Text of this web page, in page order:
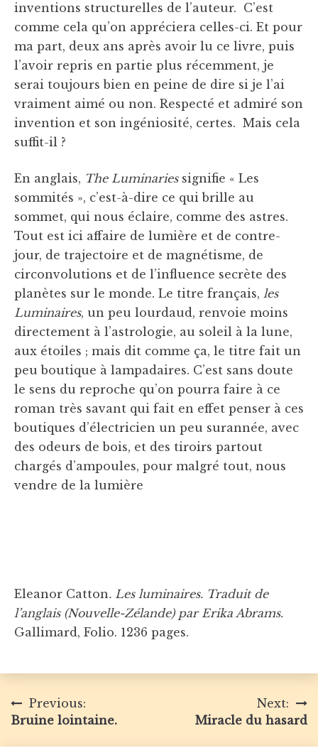
inventions structurelles de l’auteur. C’est
comme cela qu’on appréciera celles-ci. Et pour
ma part, deux ans après avoir lu ce livre, puis
l’avoir repris en partie plus récemment, je
serai toujours bien en peine de dire si je l’ai
vraiment aimé ou non. Respecté et admiré son
invention et son ingéniosité, certes. Mais cela
suffit-il ?
En anglais, The Luminariessignifie « Les
sommités », c’est-à-dire ce qui brille au
sommet, qui nous éclaire, comme des astres.
Tout est ici affaire de lumière et de contre-
jour, de trajectoire et de magnétisme, de
circonvolutions et de l’influence secrète des
planètes sur le monde. Le titre français, les
Luminaires, un peu lourdaud, renvoie moins
directement à l’astrologie, au soleil à la lune,
aux étoiles ; mais dit comme ça, le titre fait un
peu boutique à lampadaires. C’est sans doute
le sens du reproche qu’on pourra faire à ce
roman très savant qui fait en effet penser à ces
boutiques d’électricien un peu surannée, avec
des odeurs de bois, et des tiroirs partout
chargés d’ampoules, pour malgré tout, nous
vendre de la lumière
Eleanor Catton. Les luminaires. Traduit de
l’anglais (Nouvelle-Zélande) par Erika Abrams.
Gallimard, Folio. 1236 pages.
Navigation
Previous:
Bruine lointaine.
Next:
Miracle du hasard